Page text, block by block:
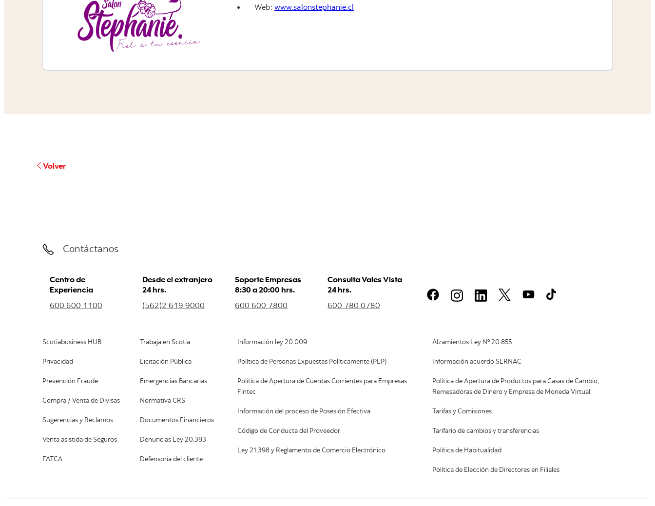
Web: www.salonstephanie.cl
Volver
Contáctanos
Centro de
Experiencia
600 600 1100
Desde el extranjero
24 hrs.
(562)2 619 9000
Soporte Empresas
8:30 a 20:00 hrs.
600 600 7800
Consulta Vales Vista
24 hrs.
600 780 0780
Scotiabusiness HUB
Privacidad
Prevención Fraude
Compra / Venta de Divisas
Sugerencias y Reclamos
Venta asistida de Seguros
FATCA
Trabaja en Scotia
Licitación Pública
Emergencias Bancarias
Normativa CRS
Documentos Financieros
Denuncias Ley 20.393
Defensoría del cliente
Información ley 20.009
Política de Personas Expuestas Políticamente (PEP)
Política de Apertura de Cuentas Corrientes para Empresas
Fintec
Información del proceso de Posesión Efectiva
Código de Conducta del Proveedor
Ley 21.398 y Reglamento de Comercio Electrónico
Alzamientos Ley Nº 20.855
Información acuerdo SERNAC
Política de Apertura de Productos para Casas de Cambio,
Remesadoras de Dinero y Empresa de Moneda Virtual
Tarifas y Comisiones
Tarifario de cambios y transferencias
Política de Habitualidad
Política de Elección de Directores en Filiales